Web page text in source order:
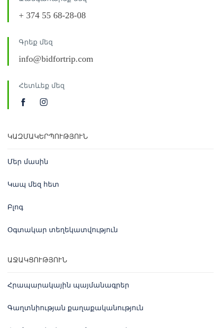
+ 374 55 68-28-08
Գրեք մեզ
info@bidfortrip.com
Հետևեք մեզ
ԿԱԶՄԱԿԵՐՊՈՒԹՅՈՒՆ
Մեր մասին
Կապ մեզ հետ
Բլոգ
Օգտակար տեղեկատվություն
ԱՋԱԿՑՈՒԹՅՈՒՆ
Հրապարակային պայմանագրեր
Գաղտնիության քաղաքականություն